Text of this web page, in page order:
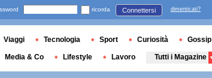
ricorda Connettersi dimenticati?
Viaggi Tecnologia Sport Curiosità Gossip
Media & Co Lifestyle Lavoro Tutti i Magazine